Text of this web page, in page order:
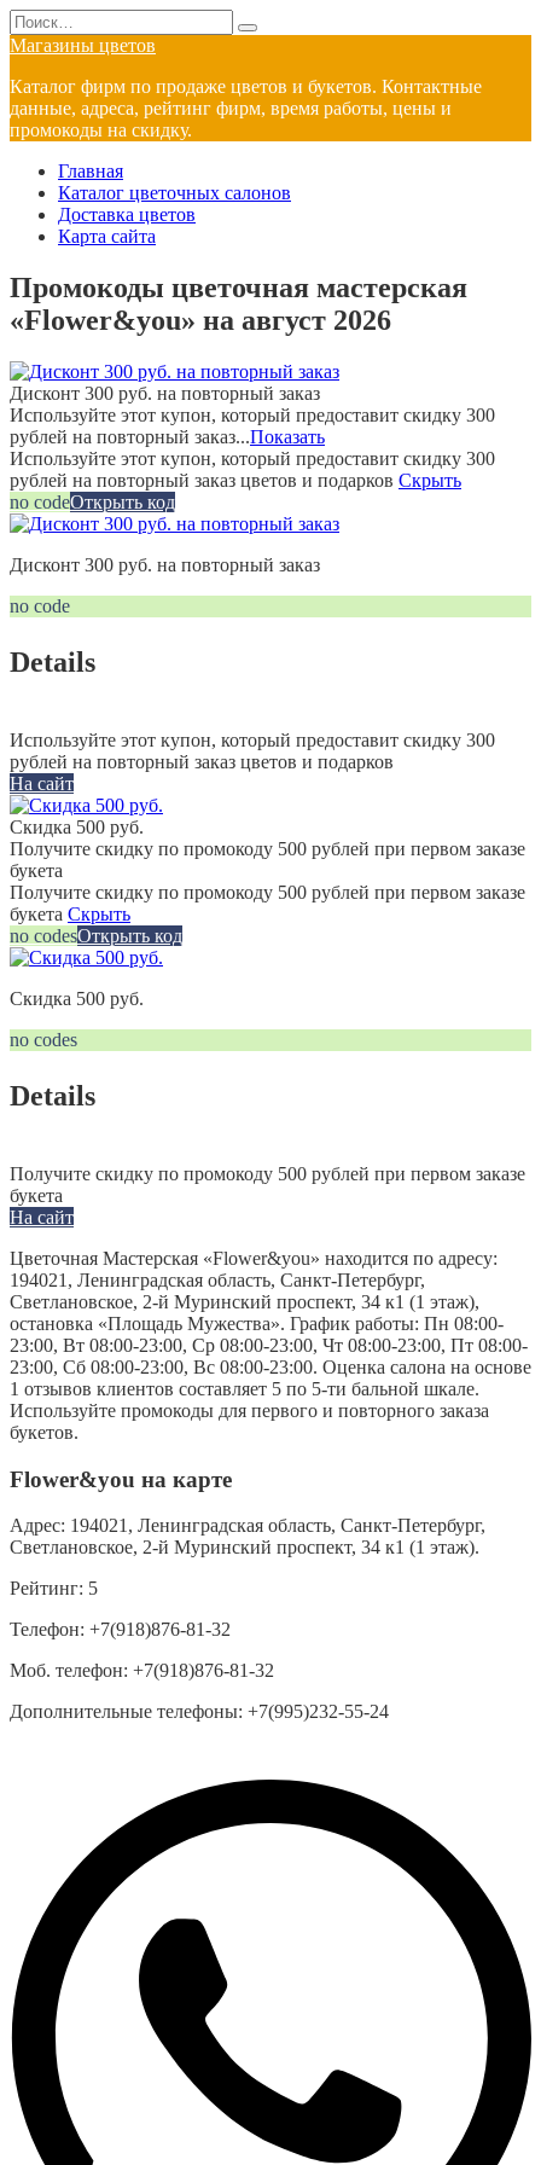
Перейти
к
содержанию
Search
for:
Магазины цветов
Каталог фирм по продаже цветов и букетов. Контактные
данные, адреса, рейтинг фирм, время работы, цены и
промокоды на скидку.
Главная
Каталог цветочных салонов
Доставка цветов
Карта сайта
Промокоды цветочная мастерская
«Flower&you» на август 2026
Дисконт 300 руб. на повторный заказ
Используйте этот купон, который предоставит скидку 300
рублей на повторный заказ...Показать
Используйте этот купон, который предоставит скидку 300
рублей на повторный заказ цветов и подарков Скрыть
no codeОткрыть код
Дисконт 300 руб. на повторный заказ
no code
Details
Используйте этот купон, который предоставит скидку 300
рублей на повторный заказ цветов и подарков
На сайт
Скидка 500 руб.
Получите скидку по промокоду 500 рублей при первом заказе
букета
Получите скидку по промокоду 500 рублей при первом заказе
букета Скрыть
no codesОткрыть код
Скидка 500 руб.
no codes
Details
Получите скидку по промокоду 500 рублей при первом заказе
букета
На сайт
Цветочная Мастерская «Flower&you» находится по адресу:
194021, Ленинградская область, Санкт-Петербург,
Светлановское, 2-й Муринский проспект, 34 к1 (1 этаж),
остановка «Площадь Мужества». График работы: Пн 08:00-
23:00, Вт 08:00-23:00, Ср 08:00-23:00, Чт 08:00-23:00, Пт 08:00-
23:00, Сб 08:00-23:00, Вс 08:00-23:00. Оценка салона на основе
1 отзывов клиентов составляет 5 по 5-ти бальной шкале.
Используйте промокоды для первого и повторного заказа
букетов.
Flower&you на карте
Адрес: 194021, Ленинградская область, Санкт-Петербург,
Светлановское, 2-й Муринский проспект, 34 к1 (1 этаж).
Рейтинг: 5
Телефон: +7(918)876-81-32
Моб. телефон: +7(918)876-81-32
Дополнительные телефоны: +7(995)232-55-24